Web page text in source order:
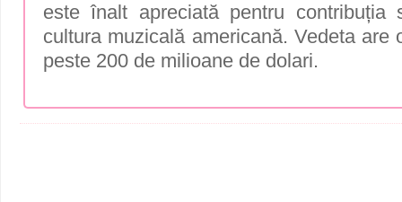
este înalt apreciată pentru contribuția
cultura muzicală americană. Vedeta are
peste 200 de milioane de dolari.